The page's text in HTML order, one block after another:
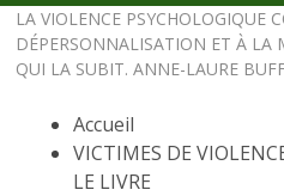
LA VIOLENCE PSYCHOLOGIQUE
DÉPERSONNALISATION ET À LA
QUI LA SUBIT. ANNE-LAURE
Accueil
VICTIMES DE
LE LIVRE